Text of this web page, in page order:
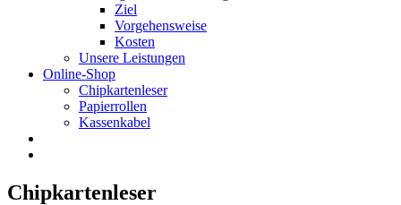
Ziel
Vorgehensweise
Kosten
Unsere Leistungen
Online-Shop
Chipkartenleser
Papierrollen
Kassenkabel
Chipkartenleser